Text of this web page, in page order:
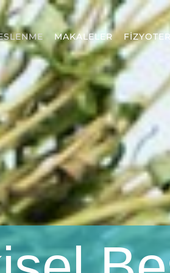
MAKALELER